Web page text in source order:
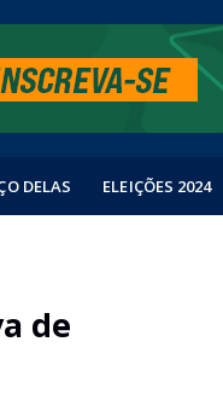
DELAS ELEIÇÕES 2024
de